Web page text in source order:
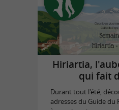
Hiriartia,
qui fait
Durant tout l'été,
adresses du Guide du